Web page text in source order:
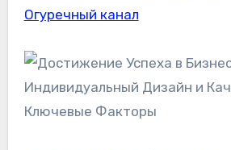
Огуречный канал